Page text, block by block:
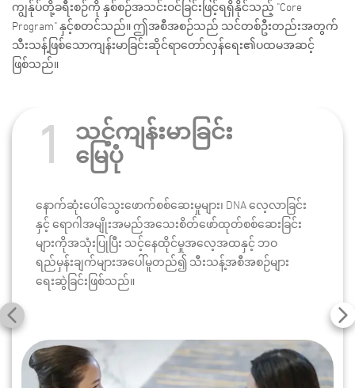
ကျွန်ုပ်တို့ခရီးစဉ်ကို နှစ်စဉ်အသင်းဝင်ခြင်းဖြင့်ရရှိနိုင်သည့် "Core
Program" နှင့်စတင်သည်။ ဤအစီအစဉ်သည် သင်တစ်ဦးတည်းအတွက်
သီးသန့်ဖြစ်သောကျန်းမာခြင်းဆိုင်ရာတော်လှန်ရေး၏ပထမအဆင့်
ဖြစ်သည်။
1
သင့်ကျန်းမာခြင်း
မြေပုံ
နောက်ဆုံးပေါ်သွေးဖောက်စစ်ဆေးမှုများ၊ DNA လေ့လာခြင်း
နှင့် ရောဂါအမျိုးအမည်အသေးစိတ်ဖော်ထုတ်စစ်ဆေးခြင်း
များကိုအသုံးပြုပြီး သင့်နေထိုင်မှုအလေ့အထနှင့် ဘဝ
ရည်မှန်းချက်များအပေါ်မူတည်၍ သီးသန့်အစီအစဉ်များ
ရေးဆွဲခြင်းဖြစ်သည်။